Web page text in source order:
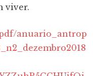
viver.
anuario_antrop